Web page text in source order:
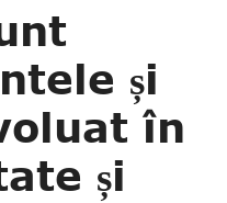
și
în
și